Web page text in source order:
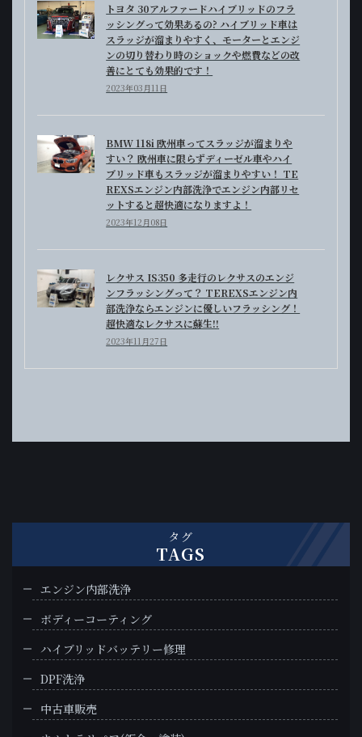
トヨタ 30アルファードハイブリッドのフラ
ッシングって効果あるの? ハイブリッド車は
スラッジが溜まりやすく、モーターとエンジ
ンの切り替わり時のショックや燃費などの改
善にとても効果的です！
2023年03月11日
BMW 118i 欧州車ってスラッジが溜まりや
すい？ 欧州車に限らずディーゼル車やハイ
ブリッド車もスラッジが溜まりやすい！ TE
REXSエンジン内部洗浄でエンジン内部リセ
ットすると超快適になりますよ！
2023年12月08日
レクサス IS350 多走行のレクサスのエンジ
ンフラッシングって？ TEREXSエンジン内
部洗浄ならエンジンに優しいフラッシング！
超快適なレクサスに蘇生!!
2023年11月27日
タグ
TAGS
エンジン内部洗浄
ボディーコーティング
ハイブリッドバッテリー修理
DPF洗浄
中古車販売